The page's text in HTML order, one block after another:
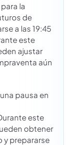
la
de
a las 19:45
este
ajustar
aún
pausa en
este
obtener
y prepararse